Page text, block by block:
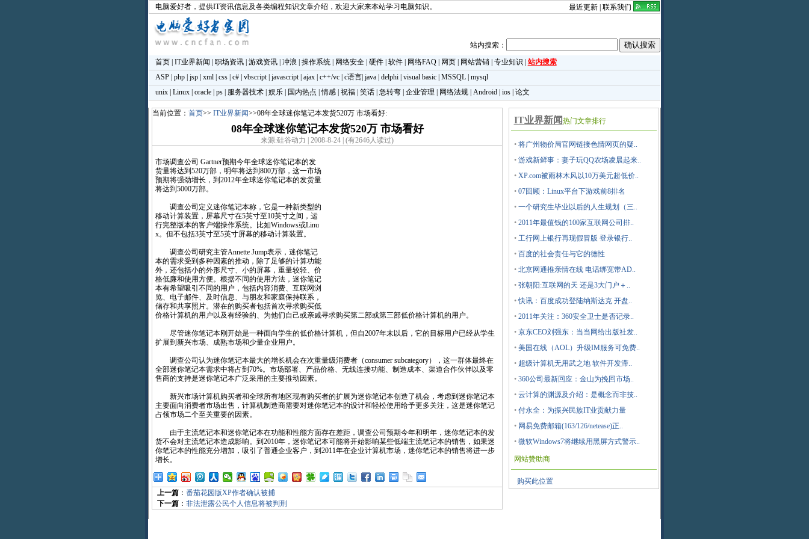
电脑爱好者 ，提供IT资讯信息及各类编程知识文章介绍，欢迎大家来本站学习电脑知识。 最近更新 联系我们
站内搜索：
首页| IT业界新闻 职场资讯| 游戏资讯| 冲浪 操作系统| 网络安全| 硬件| 软件| 网络FAQ| 网页| 网站营销| 专业知识
站内搜索
ASP| php| jsp| xml| css| c#| vbscript| javascript| ajax| c++/vc| c语言| java| delphi| visual basic| MSSQL| mysql
unix| Linux| oracle| ps| 服务器技术| 娱乐| 国内热点 |情感| 祝福| 笑话| 急转弯| 企业管理 网络法规| Android| ios| 论文
当前位置： 首页>> IT业界新闻>>08年全球迷你笔记本发货520万 市场看好:
08年全球迷你笔记本发货520万 市场看好
来源:硅谷动力 | 2008-8-24 | (有2646人读过)
市场调查公司 Gartner预期今年全球迷你笔记本的发
货量将达到520万部，明年将达到800万部，这一市场
预期将强劲增长，到2012年全球迷你笔记本的发货量
将达到5000万部。
调查公司定义迷你笔记本称，它是一种新类型的
移动计算装置，屏幕尺寸在5英寸至10英寸之间，运
行完整版本的客户端操作系统。比如Windows或Linu
x。但不包括3英寸至5英寸屏幕的移动计算装置。
调查公司研究主管Annette Jump表示，迷你笔记
本的需求受到多种因素的推动，除了足够的计算功能
外，还包括小的外形尺寸、小的屏幕，重量较轻、价
格低廉和使用方便。根据不同的使用方法，迷你笔记
本有希望吸引不同的用户，包括内容消费、互联网浏
览、电子邮件、及时信息、与朋友和家庭保持联系，
储存和共享照片。潜在的购买者包括首次寻求购买低
价格计算机的用户以及有经验的、为他们自己或亲戚寻求购买第二部或第三部低价格计算机的用户。
尽管迷你笔记本刚开始是一种面向学生的低价格计算机，但自2007年末以后，它的目标用户已经从学生
扩展到新兴市场、成熟市场和少量企业用户。
调查公司认为迷你笔记本最大的增长机会在次重量级消费者（consumer subcategory），这一群体最终在
全部迷你笔记本需求中将占到70%。市场部署、产品价格、无线连接功能、制造成本、渠道合作伙伴以及零
售商的支持是迷你笔记本广泛采用的主要推动因素。
新兴市场计算机购买者和全球所有地区现有购买者的扩展为迷你笔记本创造了机会，考虑到迷你笔记本
主要面向消费者市场出售，计算机制造商需要对迷你笔记本的设计和轻松使用给予更多关注，这是迷你笔记
占领市场二个至关重要的因素。
由于主流笔记本和迷你笔记本在功能和性能方面存在差距，调查公司预期今年和明年，迷你笔记本的发
货不会对主流笔记本造成影响。到2010年，迷你笔记本可能将开始影响某些低端主流笔记本的销售，如果迷
你笔记本的性能充分增加，吸引了普通企业客户，到2011年在企业计算机市场，迷你笔记本的销售将进一步
增长。
上一篇 ： 番茄花园版XP作者确认被捕
下一篇 ： 非法泄露公民个人信息将被判刑
IT业界新闻热门文章排行
• 将广州物价局官网链接色情网页的疑..
• 游戏新鲜事：妻子玩QQ农场凌晨起来..
• XP.com被雨林木风以10万美元超低价..
• 07回顾：Linux平台下游戏前8排名
• 一个研究生毕业以后的人生规划（三..
• 2011年最值钱的100家互联网公司排..
• 工行网上银行再现假冒版 登录银行..
• 百度的社会责任与它的德性
• 北京网通推亲情在线 电话绑宽带AD..
• 张朝阳:互联网的天 还是3大门户＋..
•快讯：百度成功登陆纳斯达克 开盘..
• 2011年关注：360安全卫士是否记录..
• 京东CEO刘强东：当当网给出版社发..
• 美国在线（AOL）升级IM服务可免费..
• 超级计算机无用武之地 软件开发滞..
• 360公司最新回应：金山为挽回市场..
• 云计算的渊源及介绍：是概念而非技..
• 付永全：为振兴民族IT业贡献力量
• 网易免费邮箱(163/126/netease)正..
• 微软Windows7将继续用黑屏方式警示..
网站赞助商
购买此位置